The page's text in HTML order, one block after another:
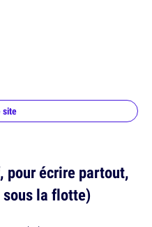
site
pour écrire partout,
la flotte)